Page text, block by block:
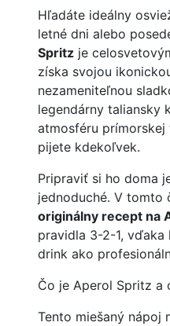
Hľadáte ideálny
letné dni alebo
Spritz je
získa svojou
nezameniteľnou
legendárny taliansky
atmosféru prímorskej
pijete kdekoľvek.
Pripraviť si ho doma
jednoduché. V tomto
originálny recept na
pravidla 3-2-1, vďaka
drink ako
Čo je Aperol Spritz a
Tento miešaný nápoj